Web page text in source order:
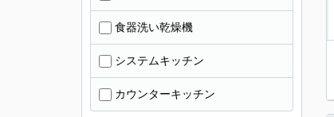
食器洗い乾燥機
システムキッチン
カウンターキッチン